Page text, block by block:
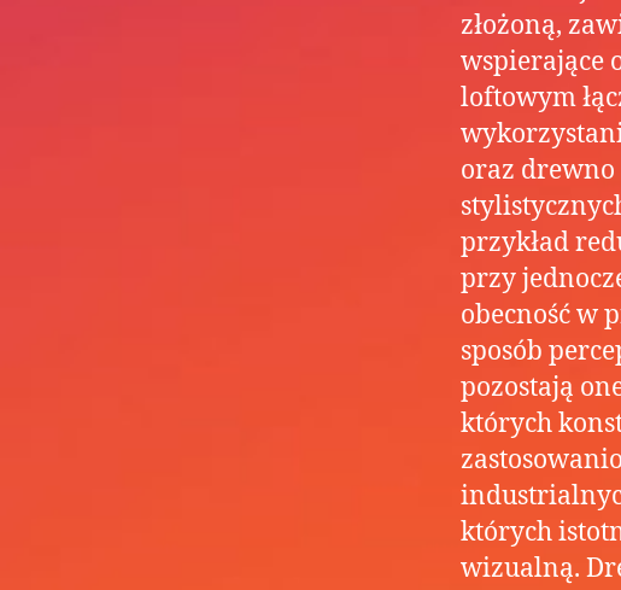
złożoną,
wspierające
loftowym
oraz
przykład
przy
obecność w
sposób
pozostają
których
których
wizualną.